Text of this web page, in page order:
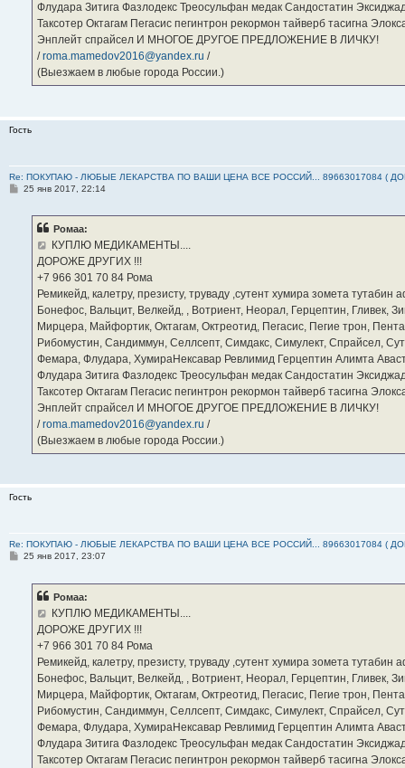
Флудара Зитига Фазлодекс Треосульфан медак Сандостатин
Таксотер Октагам Пегасис пегинтрон рекормон тайверб тасигна
Энплейт спрайсел И МНОГОЕ ДРУГОЕ ПРЕДЛОЖЕНИЕ В ЛИЧКУ!
/roma.mamedov2016@yandex.ru /
(Выезжаем в любые города России.)
Гость
Re: ПОКУПАЮ - ЛЮБЫЕ ЛЕКАРСТВА ПО ВАШИ ЦЕНА ВСЕ РОССИЙ... 89663017084 (
С25 янв 2017, 22:14
Ромаа:
КУПЛЮ МЕДИКАМЕНТЫ....
ДОРОЖЕ ДРУГИХ !!!
‪+7 966 301 70 84‬ Рома
Ремикейд, калетру, презисту, труваду ,сутент хумира зомета
Бонефос, Вальцит, Велкейд, , Вотриент, Неорал, Герцептин, Гливек,
Мирцера, Майфортик, Октагам, Октреотид, Пегасис, Пегие трон,
Рибомустин, Сандиммун, Селлсепт, Симдакс, Симулект, Спрайсел,
Фемара, Флудара, ХумираНексавар Ревлимид Герцептин Алимта
Флудара Зитига Фазлодекс Треосульфан медак Сандостатин
Таксотер Октагам Пегасис пегинтрон рекормон тайверб тасигна
Энплейт спрайсел И МНОГОЕ ДРУГОЕ ПРЕДЛОЖЕНИЕ В ЛИЧКУ!
/roma.mamedov2016@yandex.ru /
(Выезжаем в любые города России.)
Гость
Re: ПОКУПАЮ - ЛЮБЫЕ ЛЕКАРСТВА ПО ВАШИ ЦЕНА ВСЕ РОССИЙ... 89663017084 (
С25 янв 2017, 23:07
Ромаа:
КУПЛЮ МЕДИКАМЕНТЫ....
ДОРОЖЕ ДРУГИХ !!!
‪+7 966 301 70 84‬ Рома
Ремикейд, калетру, презисту, труваду ,сутент хумира зомета
Бонефос, Вальцит, Велкейд, , Вотриент, Неорал, Герцептин, Гливек,
Мирцера, Майфортик, Октагам, Октреотид, Пегасис, Пегие трон,
Рибомустин, Сандиммун, Селлсепт, Симдакс, Симулект, Спрайсел,
Фемара, Флудара, ХумираНексавар Ревлимид Герцептин Алимта
Флудара Зитига Фазлодекс Треосульфан медак Сандостатин
Таксотер Октагам Пегасис пегинтрон рекормон тайверб тасигна